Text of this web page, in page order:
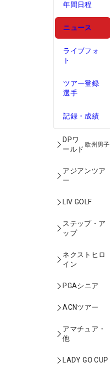
年間日程
ニュース
ライブフォ
ト
ツアー登録
選手
記録・成績
DPワ
ールド
欧州男子
アジアンツア
ー
LIV GOLF
ステップ・ア
ップ
ネクストヒロ
イン
PGAシニア
ACNツアー
アマチュア・
他
LADY GO CUP